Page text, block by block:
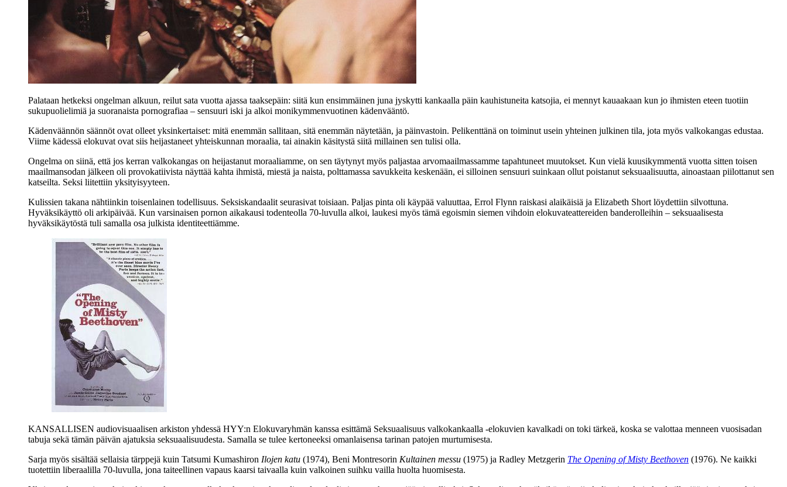
Palataan hetkeksi ongelman alkuun, reilut sata vuotta ajassa taaksepäin: siitä kun ensimmäinen juna jyskytti kankaalla päin kauhistuneita katsojia, ei mennyt kauaakaan kun jo ihmisten eteen tuotiin
sukupuolielimiä ja suoranaista pornografiaa – sensuuri iski ja alkoi monikymmenvuotinen kädenvääntö.
Kädenväännön säännöt ovat olleet yksinkertaiset: mitä enemmän sallitaan, sitä enemmän näytetään, ja päinvastoin. Pelikenttänä on toiminut usein yhteinen julkinen tila, jota myös valkokangas edustaa.
Viime kädessä elokuvat ovat siis heijastaneet yhteiskunnan moraalia, tai ainakin käsitystä siitä millainen sen tulisi olla.
Ongelma on siinä, että jos kerran valkokangas on heijastanut moraaliamme, on sen täytynyt myös paljastaa arvomaailmassamme tapahtuneet muutokset. Kun vielä kuusikymmentä vuotta sitten toisen
maailmansodan jälkeen oli provokatiivista näyttää kahta ihmistä, miestä ja naista, polttamassa savukkeita keskenään, ei silloinen sensuuri suinkaan ollut poistanut seksuaalisuutta, ainoastaan piilottanut sen
katseilta. Seksi liitettiin yksityisyyteen.
Kulissien takana nähtiinkin toisenlainen todellisuus. Seksiskandaalit seurasivat toisiaan. Paljas pinta oli käypää valuuttaa, Errol Flynn raiskasi alaikäisiä ja Elizabeth Short löydettiin silvottuna.
Hyväksikäyttö oli arkipäivää. Kun varsinaisen pornon aikakausi todenteolla 70‑luvulla alkoi, laukesi myös tämä egoismin siemen vihdoin elokuvateattereiden banderolleihin – seksuaalisesta
hyväksikäytöstä tuli samalla osa julkista identiteettiämme.
KANSALLISEN audiovisuaalisen arkiston yhdessä HYY:n Elokuvaryhmän kanssa esittämä Seksuaalisuus valkokankaalla ‑elokuvien kavalkadi on toki tärkeä, koska se valottaa menneen vuosisadan
tabuja sekä tämän päivän ajatuksia seksuaalisuudesta. Samalla se tulee kertoneeksi omanlaisensa tarinan patojen murtumisesta.
Sarja myös sisältää sellaisia tärppejä kuin Tatsumi Kumashiron Ilojen katu (1974), Beni Montresorin Kultainen messu (1975) ja Radley Metzgerin The Opening of Misty Beethoven (1976). Ne kaikki
tuotettiin liberaalilla 70‑luvulla, jona taiteellinen vapaus kaarsi taivaalla kuin valkoinen suihku vailla huolta huomisesta.